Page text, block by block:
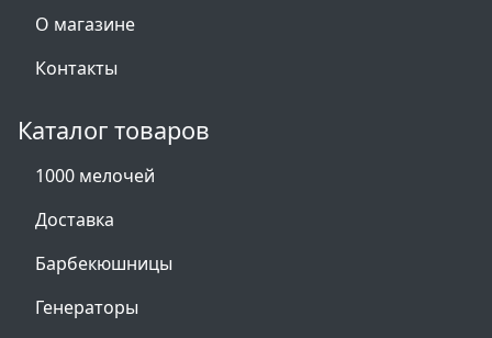
О магазине
Контакты
Каталог товаров
1000 мелочей
Доставка
Барбекюшницы
Генераторы